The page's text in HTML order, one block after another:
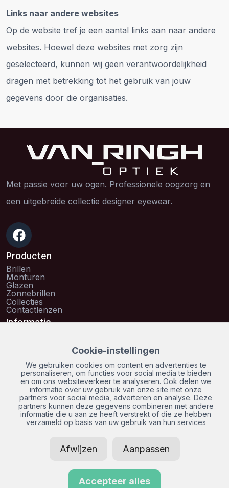
Links naar andere websites
Op de website tref je een aantal links aan naar andere
websites. Hoewel deze websites met zorg zijn
geselecteerd, kunnen wij geen verantwoordelijkheid
dragen met betrekking tot het gebruik van jouw
gegevens door die organisaties.
Met passie voor uw ogen. Professionele oogzorg en
een uitgebreide collectie designer eyewear.
Producten
Brillen
Monturen
Glazen
Zonnebrillen
Collecties
Contactlenzen
Informatie
Veelgestelde vragen
Contact
van Ringh Optiek is gecertificeerd door
© 2026 van Ringh
Realisatie: SiteOnline
DisclaimerPrivacybeleid
Cookie-instellingen
We gebruiken cookies om content en advertenties te
personaliseren, om functies voor social media te bieden
en om ons websiteverkeer te analyseren. Ook delen we
informatie over uw gebruik van onze site met onze
partners voor social media, adverteren en analyse. Deze
partners kunnen deze gegevens combineren met andere
informatie die u aan ze heeft verstrekt of die ze hebben
verzameld op basis van uw gebruik van hun services
Afwijzen Aanpassen
Accepteer alles